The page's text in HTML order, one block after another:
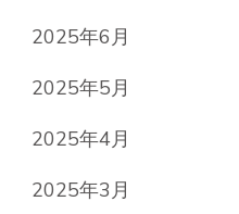
2025年6月
2025年5月
2025年4月
2025年3月